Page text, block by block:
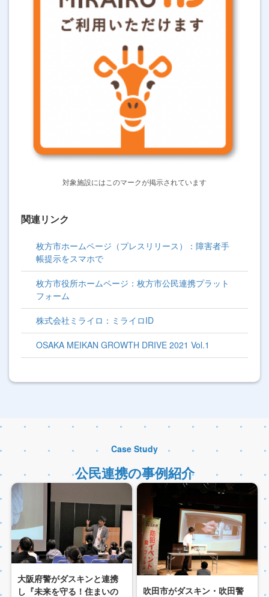
対象施設にはこのマークが掲示されています
関連リンク
枚方市ホームページ（プレスリリース）：障害者手
帳提示をスマホで
枚方市役所ホームページ：枚方市公民連携プラット
フォーム
株式会社ミライロ：ミライロID
OSAKA MEIKAN GROWTH DRIVE 2021 Vol.1
Case Study
公民連携の事例紹介
大阪府警がダスキンと連携
し『未来を守る！住まいの
吹田市がダスキン・吹田警